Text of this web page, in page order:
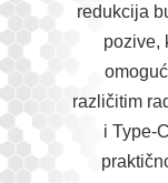
redukcija
pozive,
različitim
i Type-